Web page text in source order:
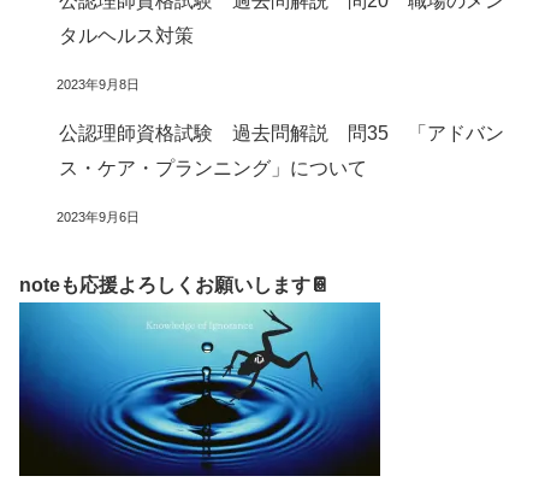
タルヘルス対策
2023年9月8日
公認理師資格試験 過去問解説 問35 「アドバン
ス・ケア・プランニング」について
2023年9月6日
noteも応援よろしくお願いします📔